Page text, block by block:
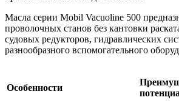
Масла серии Mobil Vacuoline 500
проволочных станов без кантовки
судовых редукторов, гидравлических
разнообразного вспомогательного
Особенности